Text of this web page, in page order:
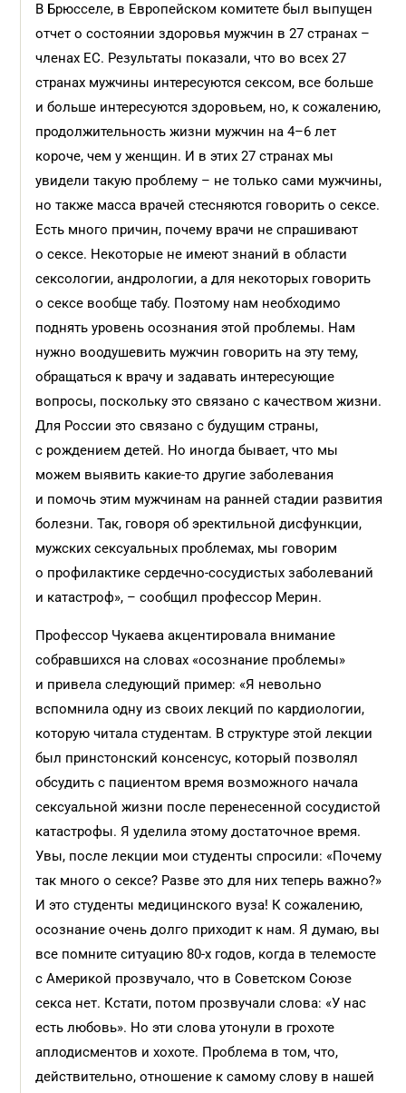
В Брюсселе, в Европейском комитете был выпущен
отчет о состоянии здоровья мужчин в 27 странах –
членах ЕС. Результаты показали, что во всех 27
странах мужчины интересуются сексом, все больше
и больше интересуются здоровьем, но, к сожалению,
продолжительность жизни мужчин на 4–6 лет
короче, чем у женщин. И в этих 27 странах мы
увидели такую проблему – не только сами мужчины,
но также масса врачей стесняются говорить о сексе.
Есть много причин, почему врачи не спрашивают
о сексе. Некоторые не имеют знаний в области
сексологии, андрологии, а для некоторых говорить
о сексе вообще табу. Поэтому нам необходимо
поднять уровень осознания этой проблемы. Нам
нужно воодушевить мужчин говорить на эту тему,
обращаться к врачу и задавать интересующие
вопросы, поскольку это связано с качеством жизни.
Для России это связано с будущим страны,
с рождением детей. Но иногда бывает, что мы
можем выявить какие-то другие заболевания
и помочь этим мужчинам на ранней стадии развития
болезни. Так, говоря об эректильной дисфункции,
мужских сексуальных проблемах, мы говорим
о профилактике сердечно-сосудистых заболеваний
и катастроф», – сообщил профессор Мерин.
Профессор Чукаева акцентировала внимание
собравшихся на словах «осознание проблемы»
и привела следующий пример: «Я невольно
вспомнила одну из своих лекций по кардиологии,
которую читала студентам. В структуре этой лекции
был принстонский консенсус, который позволял
обсудить с пациентом время возможного начала
сексуальной жизни после перенесенной сосудистой
катастрофы. Я уделила этому достаточное время.
Увы, после лекции мои студенты спросили: «Почему
так много о сексе? Разве это для них теперь важно?»
И это студенты медицинского вуза! К сожалению,
осознание очень долго приходит к нам. Я думаю, вы
все помните ситуацию 80-х годов, когда в телемосте
с Америкой прозвучало, что в Советском Союзе
секса нет. Кстати, потом прозвучали слова: «У нас
есть любовь». Но эти слова утонули в грохоте
аплодисментов и хохоте. Проблема в том, что,
действительно, отношение к самому слову в нашей